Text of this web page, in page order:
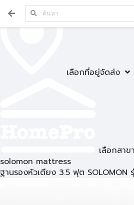
เลือกที่อยู่จัดส่ง
เลือกสาขา
solomon mattress
ฐานรองหัวเตียง 3.5 ฟุต SOLOMON